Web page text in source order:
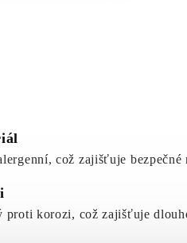
což zajišťuje bezpečné
proti korozi, což zajišťuje